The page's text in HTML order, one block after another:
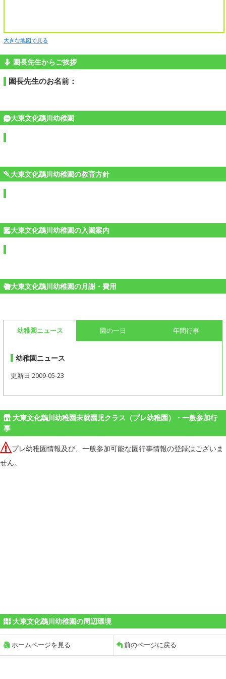
大きな地図で見る
園長先生からご挨拶
園長先生のお名前：
大東文化鵡川幼稚園
大東文化鵡川幼稚園の教育方針
大東文化鵡川幼稚園の入園案内
大東文化鵡川幼稚園の月謝・費用
幼稚園ニュース 園の一日 年間行事
幼稚園ニュース
更新日:2009-05-23
大東文化鵡川幼稚園未就園児クラス（プレ幼稚園）・一般参加行
事
プレ幼稚園情報及び、一般参加可能な園行事情報の登録はございま
せん。
大東文化鵡川幼稚園の周辺環境
ホームページを見る 前のページに戻る